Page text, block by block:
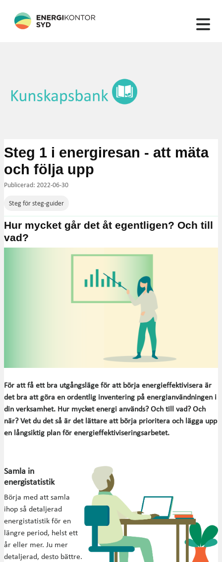
Steg 1 i energiresan - att mäta
och följa upp
Publicerad: 2022-06-30
Steg för steg-guider
Hur mycket går det åt egentligen? Och till
vad?
För att få ett bra utgångsläge för att börja energieffektivisera är
det bra att göra en ordentlig inventering på energianvändningen i
din verksamhet. Hur mycket energi används? Och till vad? Och
när? Vet du det så är det lättare att börja prioritera och lägga upp
en långsiktig plan för energieffektiviseringsarbetet.
Samla in
energistatistik
Börja med att samla
ihop så detaljerad
energistatistik för en
längre period, helst ett
år eller mer. Ju mer
detaljerad, desto bättre.
132 artiklar hittades